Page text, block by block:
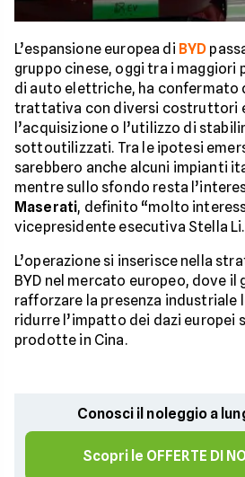
L’espansione europea di BYD
gruppo cinese, oggi tra i
di auto elettriche, ha confermato
trattativa con diversi costruttori
l’acquisizione o l’utilizzo di
sottoutilizzati. Tra le ipotesi
sarebbero anche alcuni impianti
mentre sullo sfondo resta
Maserati, definito “molto
vicepresidente esecutiva Stella Li.
L’operazione si inserisce nella
BYD nel mercato europeo, dove il
rafforzare la presenza industriale
ridurre l’impatto dei dazi europei
prodotte in Cina.
Conosci il noleggio a
Scopri le OFFERTE DI